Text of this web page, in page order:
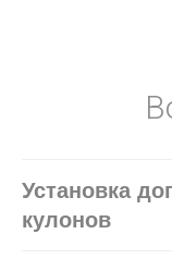
Установка
кулонов